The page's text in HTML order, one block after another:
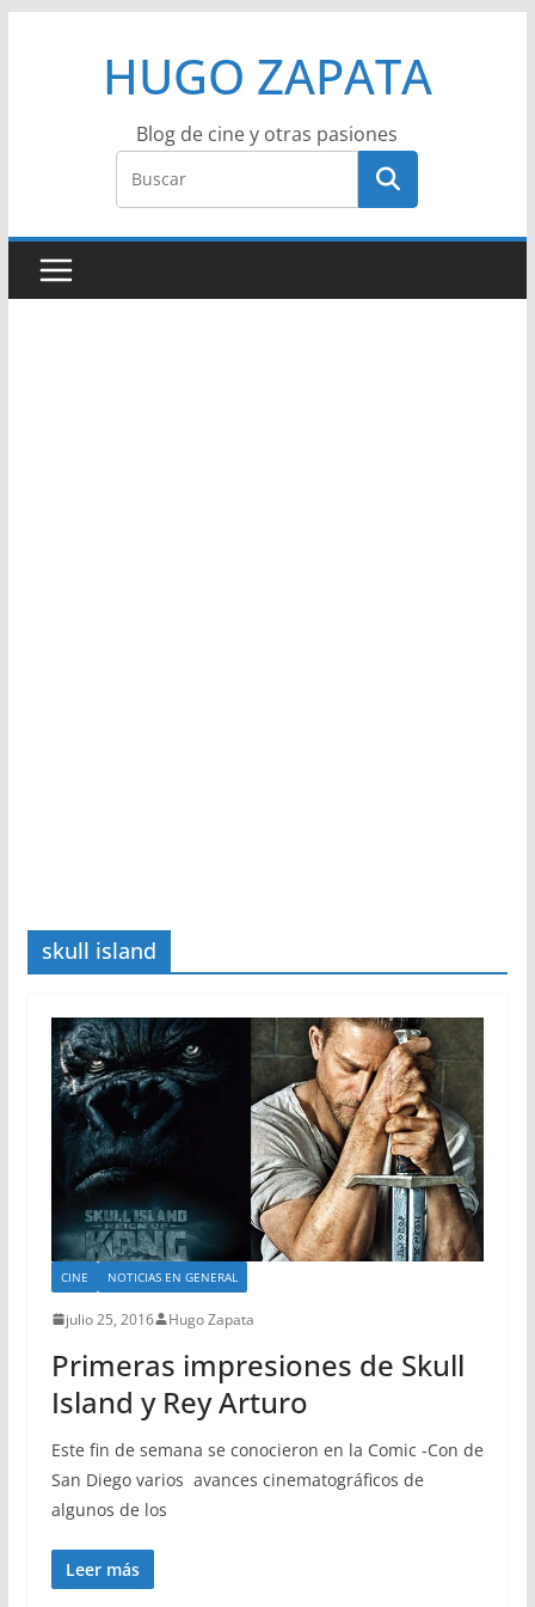
HUGO ZAPATA
Blog de cine y otras pasiones
skull island
CINE NOTICIAS EN GENERAL
julio 25, 2016 Hugo Zapata
Primeras impresiones de Skull
Island y Rey Arturo
Este fin de semana se conocieron en la Comic -Con de
San Diego varios avances cinematográficos de
algunos de los
Leer más